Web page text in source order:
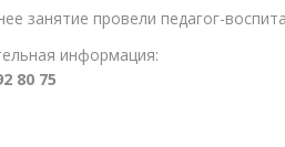
занятие провели педагог-
информация:
80 75